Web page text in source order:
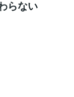
らない